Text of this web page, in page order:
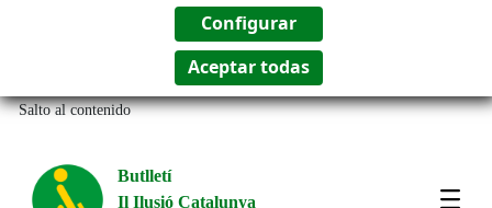
Salto al contenido
Butlletí
Il Ilusió Catalunya